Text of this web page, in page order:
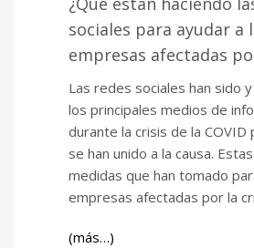
sociales para ayudar a
empresas afectadas
Las redes sociales han sido
los principales medios de
durante la crisis de la COVID
se han unido a la causa.
medidas que han tomado
empresas afectadas por la
(más…)